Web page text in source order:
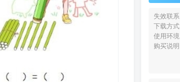
失效联系
下载方式
使用环境
购买说明